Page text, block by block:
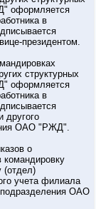
оформляется
в
президентом.
структурных
оформляется
в
другого
ОАО "РЖД".
о
командировку
(отдел)
учета филиала
подразделения ОАО